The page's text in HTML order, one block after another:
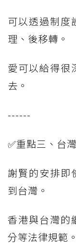
可以透過制度
理、後移轉。
愛可以給得很
去。
------
✅重點三、台
謝賢的安排即
到台灣。
香港與台灣的
分等法律規範。